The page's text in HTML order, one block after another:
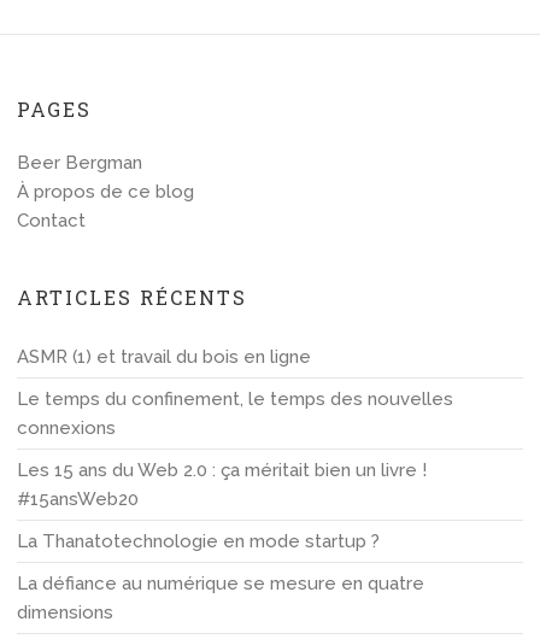
PAGES
Beer Bergman
À propos de ce blog
Contact
ARTICLES RÉCENTS
ASMR (1) et travail du bois en ligne
Le temps du confinement, le temps des nouvelles
connexions
Les 15 ans du Web 2.0 : ça méritait bien un livre !
#15ansWeb20
La Thanatotechnologie en mode startup ?
La défiance au numérique se mesure en quatre
dimensions